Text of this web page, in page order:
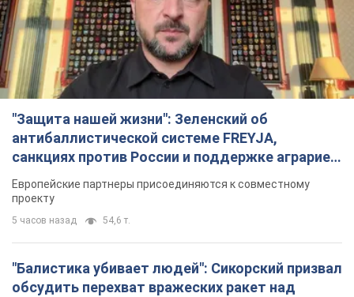
"Защита нашей жизни": Зеленский об
антибаллистической системе FREYJA,
санкциях против России и поддержке аграриев.
Видео
Европейские партнеры присоединяются к совместному
проекту
5 часов назад 54,6 т.
"Балистика убивает людей": Сикорский призвал
обсудить перехват вражеских ракет над